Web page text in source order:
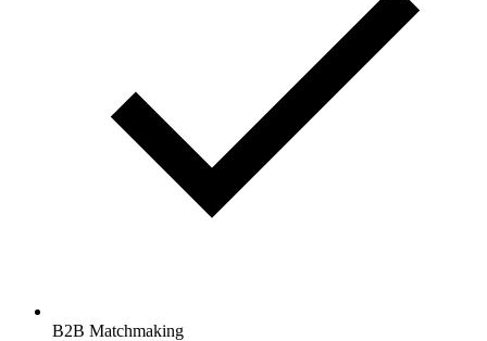
B2B Matchmaking